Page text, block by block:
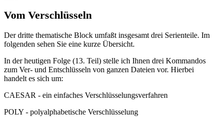
Vom Verschlüsseln
Der dritte thematische Block umfaßt insgesamt drei Serienteile. Im
folgenden sehen Sie eine kurze Übersicht.
In der heutigen Folge (13. Teil) stelle ich Ihnen drei Kommandos
zum Ver- und Entschlüsseln von ganzen Dateien vor. Hierbei
handelt es sich um:
CAESAR - ein einfaches Verschlüsselungsverfahren
POLY - polyalphabetische Verschlüsselung